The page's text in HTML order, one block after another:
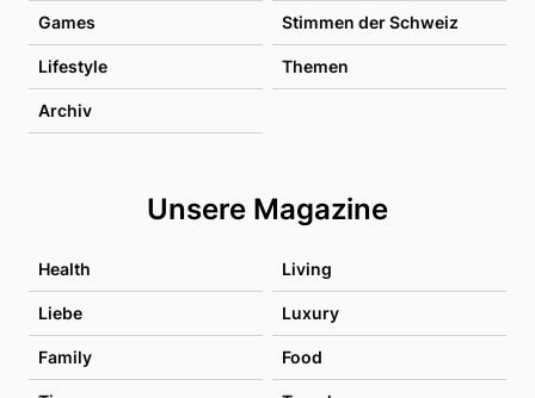
Games Stimmen der Schweiz
Lifestyle Themen
Archiv
Unsere Magazine
Health Living
Liebe Luxury
Family Food